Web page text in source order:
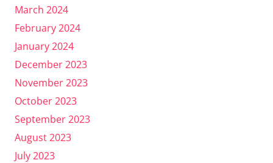
March 2024
February 2024
January 2024
December 2023
November 2023
October 2023
September 2023
August 2023
July 2023